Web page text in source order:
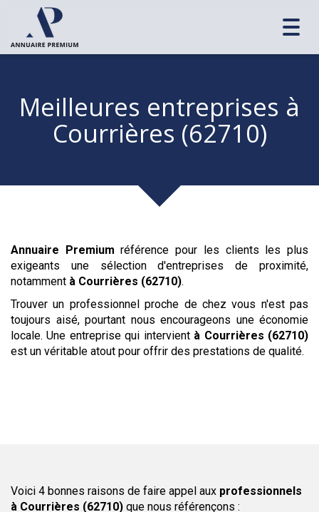
Meilleures entreprises à
Courrières (62710)
Annuaire Premium référence pour les clients les plus
exigeants une sélection d'entreprises de proximité,
notamment à Courrières (62710).
Trouver un professionnel proche de chez vous n'est pas
toujours aisé, pourtant nous encourageons une économie
locale. Une entreprise qui intervient à Courrières (62710)
est un véritable atout pour offrir des prestations de qualité.
Voici 4 bonnes raisons de faire appel aux professionnels
à Courrières (62710) que nous référençons :